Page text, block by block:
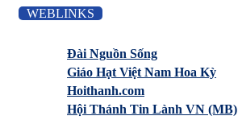
WEBLINKS
Đài Nguồn Sống
Giáo Hạt Việt Nam Hoa Kỳ
Hoithanh.com
Hội Thánh Tin Lành VN (MB)